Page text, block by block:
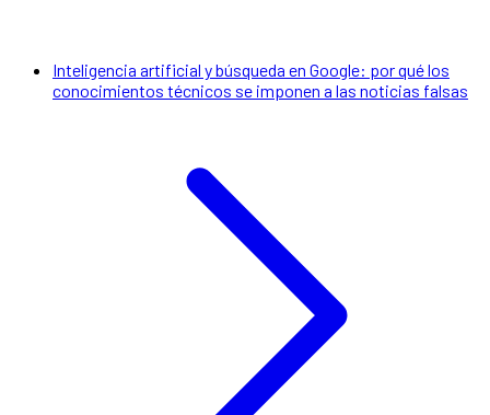
Inteligencia artificial y búsqueda en Google: por qué los
conocimientos técnicos se imponen a las noticias falsas